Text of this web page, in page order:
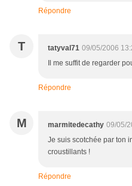
Répondre
T tatyval71 09/05/2006
Il me suffit de regarder
Répondre
M marmitedecathy 09/05/
Je suis scotchée par ton
croustillants !
Répondre